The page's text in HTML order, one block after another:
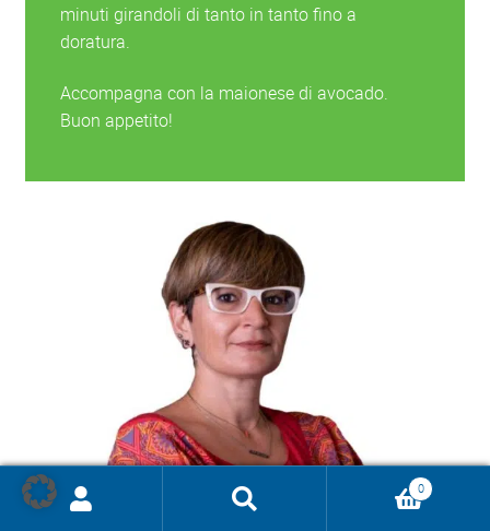
minuti girandoli di tanto in tanto fino a
doratura.
Accompagna con la maionese di avocado.
Buon appetito!
Ricerca
0